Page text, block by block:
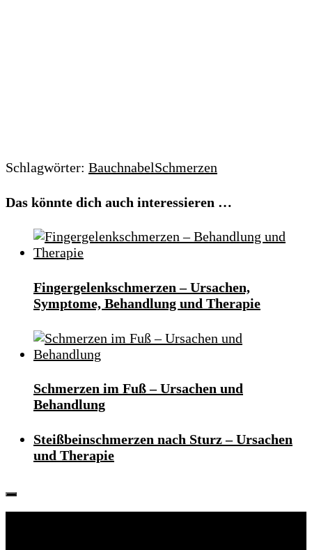
Schlagwörter: BauchnabelSchmerzen
Das könnte dich auch interessieren …
Fingergelenkschmerzen – Ursachen,
Symptome, Behandlung und Therapie
Schmerzen im Fuß – Ursachen und
Behandlung
Steißbeinschmerzen nach Sturz – Ursachen
und Therapie